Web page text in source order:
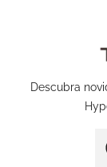
Descubra